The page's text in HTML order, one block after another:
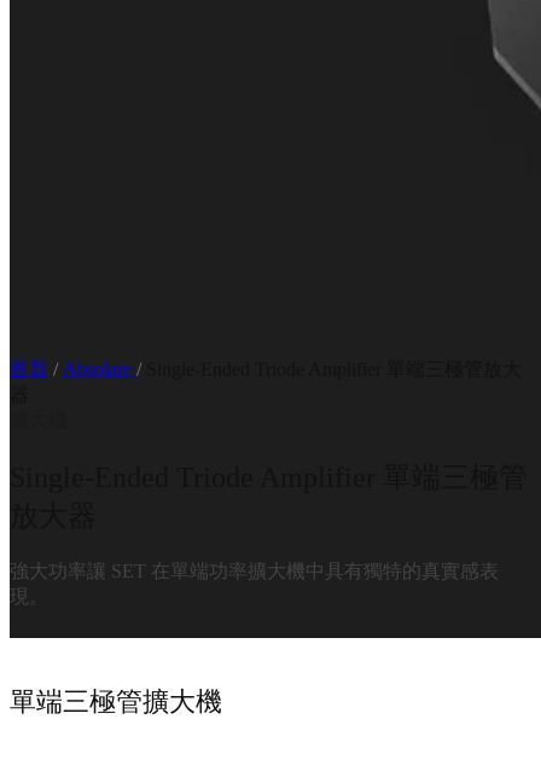
首頁 / Absolare /
強大功率讓 SET 在單端功率擴大機中具有獨特的真實感表
現。
單端三極管擴大機